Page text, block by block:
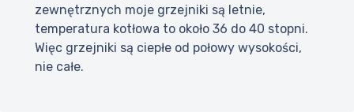
zewnętrznych moje grzejniki są letnie,
temperatura kotłowa to około 36 do 40 stopni.
Więc grzejniki są ciepłe od połowy wysokości,
nie całe.